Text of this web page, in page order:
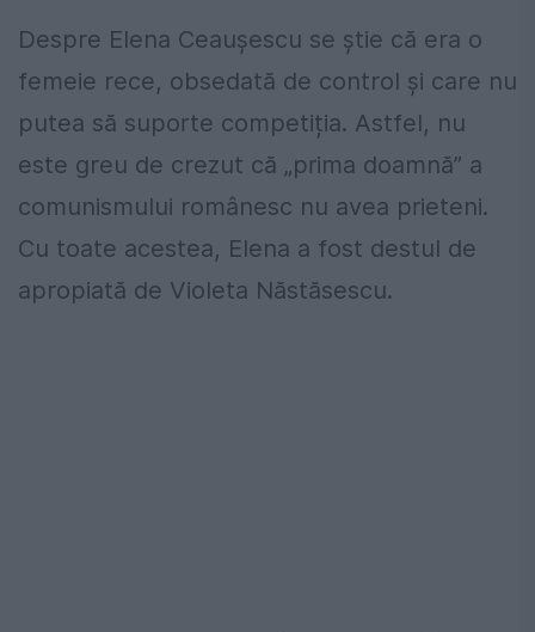
Despre Elena Ceaușescu se știe că era o
femeie rece, obsedată de control și care nu
putea să suporte competiția. Astfel, nu
este greu de crezut că „prima doamnă” a
comunismului românesc nu avea prieteni.
Cu toate acestea, Elena a fost destul de
apropiată de Violeta Năstăsescu.